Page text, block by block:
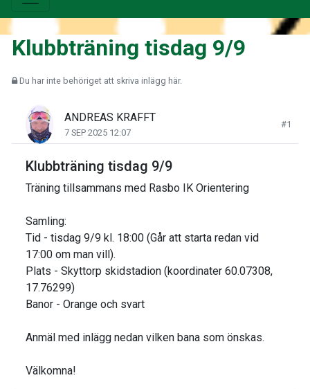
Klubbträning tisdag 9/9
Du har inte behöriget att skriva inlägg här.
ANDREAS KRAFFT
7 SEP 2025 12:07
#1
Klubbträning tisdag 9/9
Träning tillsammans med Rasbo IK Orientering
Samling:
Tid - tisdag 9/9 kl. 18:00 (Går att starta redan vid
17:00 om man vill).
Plats - Skyttorp skidstadion (koordinater 60.07308,
17.76299)
Banor - Orange och svart
Anmäl med inlägg nedan vilken bana som önskas.
Välkomna!